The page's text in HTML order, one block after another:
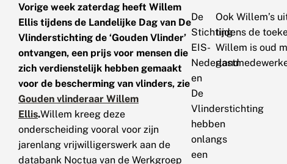
Vorige week zaterdag heeft Willem
Ellis tijdens de Landelijke Dag van De
Vlinderstichting de ‘Gouden Vlinder’
ontvangen, een prijs voor mensen die
zich verdienstelijk hebben gemaakt
voor de bescherming van vlinders, zie
Gouden vlinderaar Willem
Ellis.Willem kreeg deze
onderscheiding vooral voor zijn
jarenlang vrijwilligerswerk aan de
databank Noctua van de Werkgroep
De
Stichting
EIS-
Nederland
en
De
Vlinderstichting
hebben
onlangs
een
Ook Willem’s
tijdens de
Willem is oud